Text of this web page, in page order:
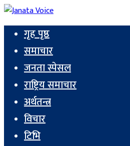
गृह पृष्ठ
समाचार
जनता स्पेसल
राष्ट्रिय समाचार
अर्थतन्त्र
विचार
टिभि